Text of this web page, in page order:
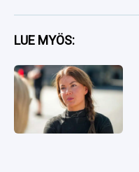
LUE MYÖS: